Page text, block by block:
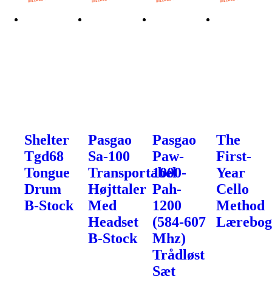
Shelter
Tgd68
Tongue
Drum
B-Stock
Pasgao
Sa-100
Transportabel
Højttaler
Med
Headset
B-Stock
Pasgao
Paw-
1000-
Pah-
1200
(584-607
Mhz)
Trådløst
Sæt
The
First-
Year
Cello
Method
Lærebog